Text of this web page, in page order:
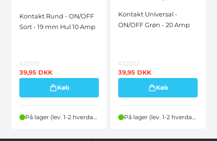
Kontakt Rund - ON/OFF
Sort - 19 mm Hul 10 Amp
422130
39,95 DKK
Køb
På lager (lev. 1-2 hverdage)
Kontakt Universal -
ON/OFF Grøn - 20 Amp
422032
39,95 DKK
Køb
På lager (lev. 1-2 hverdage)